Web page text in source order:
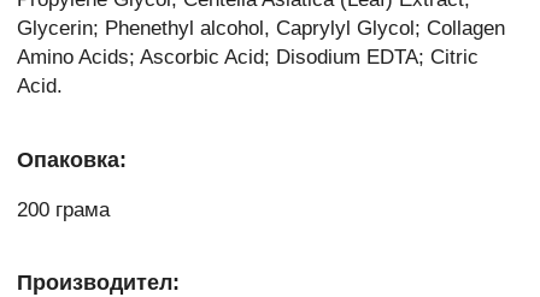
Glycerin; Phenethyl alcohol, Caprylyl Glycol; Collagen
Amino Acids; Ascorbic Acid; Disodium EDTA; Citric
Acid.
Опаковка:
200 грама
Производител: